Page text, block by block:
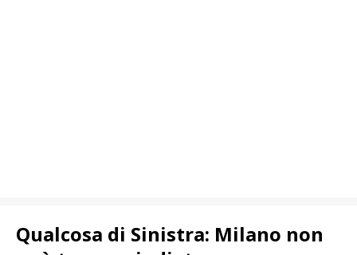
Qualcosa di Sinistra: Milano non